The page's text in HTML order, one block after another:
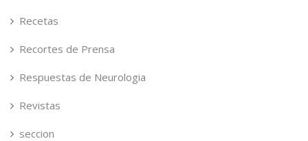
Recetas
Recortes de Prensa
Respuestas de Neurologia
Revistas
seccion